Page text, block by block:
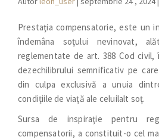
Prestaţia compensatorie, este un
îndemâna soţului nevinovat,
reglementate de art. 388 Cod civil,
dezechilibrului semnificativ pe
din culpa exclusivă a unuia
condiţiile de viaţă ale celuilalt soţ.
Sursa de inspiraţie pentru
compensatorii, a constituit-o cel